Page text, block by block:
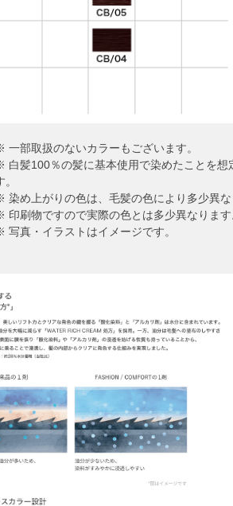
一部取扱のないカラーもございます。
白髪100％の髪に基本使用で染めたことを想
。
染め上がりの色は、毛髪の色により多少異
印刷物ですので実際の色とは多少異なりま
写真・イラストはイメージです。